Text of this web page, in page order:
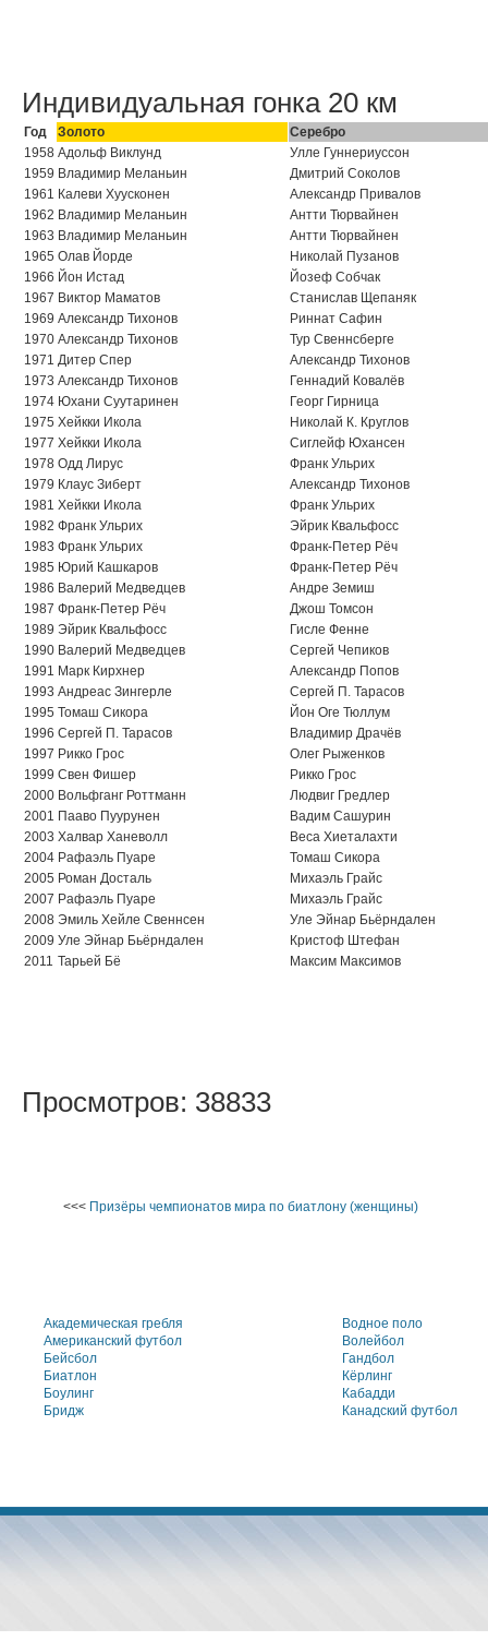
Индивидуальная гонка 20 км
Год Золото
Серебро
1958 Адольф Виклунд
Улле Гуннериуссон
1959 Владимир Меланьин
Дмитрий Соколов
1961 Калеви Хуусконен
Александр Привалов
1962 Владимир Меланьин
Антти Тюрвайнен
1963 Владимир Меланьин
Антти Тюрвайнен
1965 Олав Йорде
Николай Пузанов
1966 Йон Истад
Йозеф Собчак
1967 Виктор Маматов
Станислав Щепаняк
1969 Александр Тихонов
Риннат Сафин
1970 Александр Тихонов
Тур Свеннсберге
1971 Дитер Спер
Александр Тихонов
1973 Александр Тихонов
Геннадий Ковалёв
1974 Юхани Суутаринен
Георг Гирница
1975 Хейкки Икола
Николай К. Круглов
1977 Хейкки Икола
Сиглейф Юхансен
1978 Одд Лирус
Франк Ульрих
1979 Клаус Зиберт
Александр Тихонов
1981 Хейкки Икола
Франк Ульрих
1982 Франк Ульрих
Эйрик Квальфосс
1983 Франк Ульрих
Франк-Петер Рёч
1985 Юрий Кашкаров
Франк-Петер Рёч
1986 Валерий Медведцев
Андре Земиш
1987 Франк-Петер Рёч
Джош Томсон
1989 Эйрик Квальфосс
Гисле Фенне
1990 Валерий Медведцев
Сергей Чепиков
1991 Марк Кирхнер
Александр Попов
1993 Андреас Зингерле
Сергей П. Тарасов
1995 Томаш Сикора
Йон Оге Тюллум
1996 Сергей П. Тарасов
Владимир Драчёв
1997 Рикко Грос
Олег Рыженков
1999 Свен Фишер
Рикко Грос
2000 Вольфганг Роттманн
Людвиг Гредлер
2001 Пааво Пуурунен
Вадим Сашурин
2003 Халвар Ханеволл
Веса Хиеталахти
2004 Рафаэль Пуаре
Томаш Сикора
2005 Роман Досталь
Михаэль Грайс
2007 Рафаэль Пуаре
Михаэль Грайс
2008 Эмиль Хейле Свеннсен
Уле Эйнар Бьёрндален
2009 Уле Эйнар Бьёрндален
Кристоф Штефан
2011 Тарьей Бё Максим Максимов
Просмотров: 38833
<<< Призёры чемпионатов мира по биатлону (женщины)
Академическая гребля
Американский футбол
Бейсбол
Биатлон
Боулинг
Бридж
Водное поло
Волейбол
Гандбол
Кёрлинг
Кабадди
Канадский футбол